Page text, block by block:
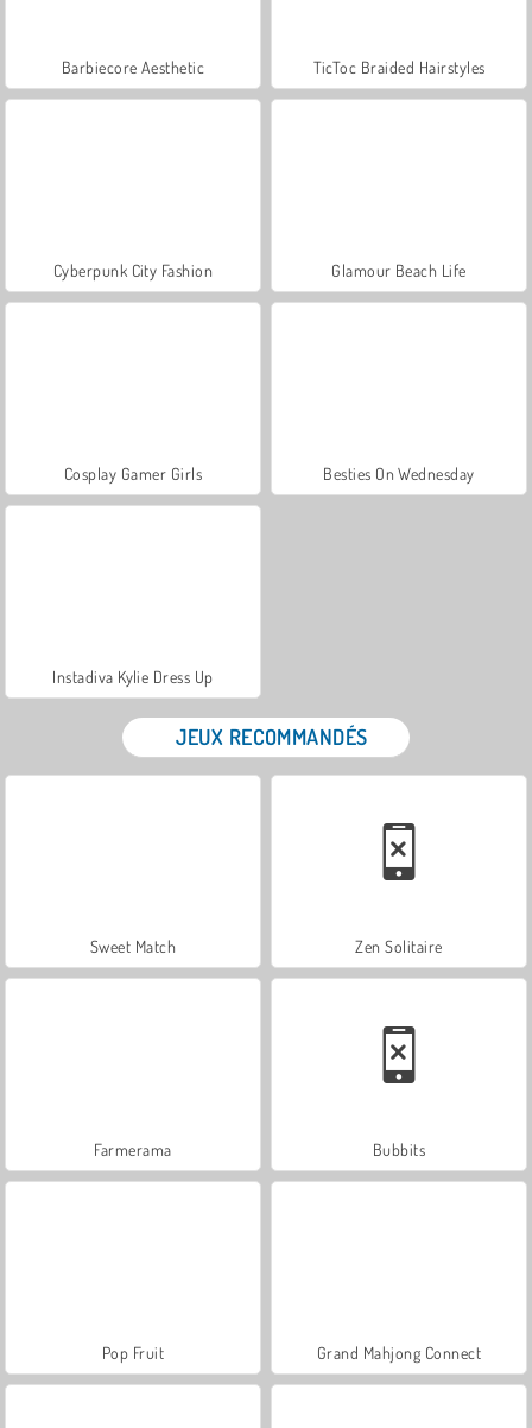
Barbiecore Aesthetic TicToc Braided Hairstyles
Cyberpunk City Fashion Glamour Beach Life
Cosplay Gamer Girls Besties On Wednesday
Instadiva Kylie Dress Up
JEUX RECOMMANDÉS
Sweet Match Zen Solitaire
Farmerama Bubbits
Pop Fruit Grand Mahjong Connect